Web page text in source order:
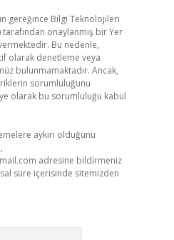
gereğince Bilgi Teknolojileri
onaylanmış bir Yer
Bu nedenle,
olarak denetleme veya
bulunmamaktadır. Ancak,
sorumluluğunu
olarak bu sorumluluğu kabul
aykırı olduğunu
adresine bildirmeniz
süre içerisinde sitemizden